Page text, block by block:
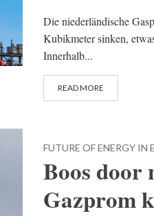
Die niederländische
Kubikmeter sinken,
Innerhalb...
READ MORE
FUTURE OF ENERGY IN
Boos door
Gazprom